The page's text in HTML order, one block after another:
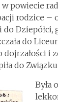
w powiecie
rodzice
Dziepółci,
do
dojrzałości i
do
Była